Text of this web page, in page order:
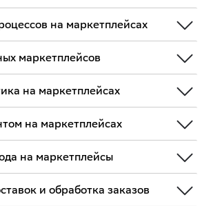
на маркетплейсах
маркетплейсов
на маркетплейсах
на маркетплейсах
на маркетплейсы
и обработка заказов